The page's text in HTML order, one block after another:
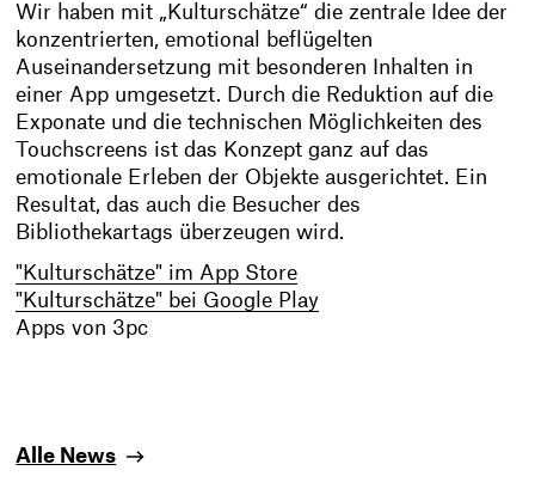
Wir haben mit „Kulturschätze“ die zentrale Idee der
konzentrierten, emotional beflügelten
Auseinandersetzung mit besonderen Inhalten in
einer App umgesetzt. Durch die Reduktion auf die
Exponate und die technischen Möglichkeiten des
Touchscreens ist das Konzept ganz auf das
emotionale Erleben der Objekte ausgerichtet. Ein
Resultat, das auch die Besucher des
Bibliothekartags überzeugen wird.
"Kulturschätze" im App Store
"Kulturschätze" bei Google Play
Apps von 3pc
Alle News